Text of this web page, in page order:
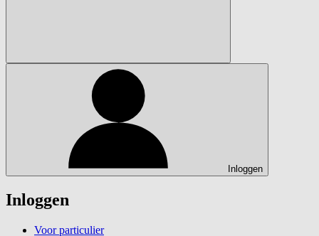
Inloggen
Inloggen
Voor particulier